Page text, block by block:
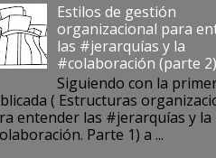
Estilos de gestión
organizacional para
las #jerarquías y la
#colaboración (parte
Siguiendo con la
( Estructuras
entender las #jerarquías y la
Parte 1) a ...